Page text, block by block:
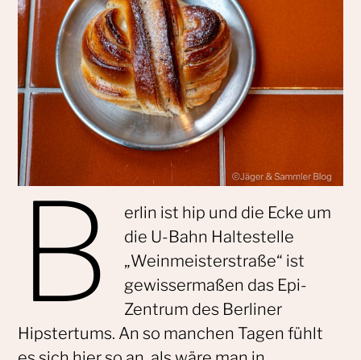
B
erlin ist hip und die Ecke um
die U-Bahn Haltestelle
„Weinmeisterstraße“ ist
gewissermaßen das Epi-
Zentrum des Berliner
Hipstertums. An so manchen Tagen fühlt